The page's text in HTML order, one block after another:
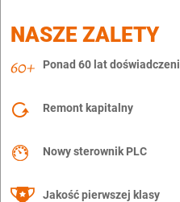
NASZE ZALETY
Ponad 60 lat
Remont kapitalny
Nowy sterownik PLC
Jakość pierwszej klasy